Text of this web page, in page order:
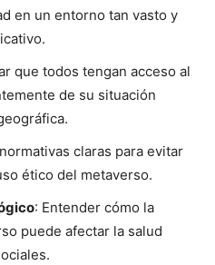
en un entorno tan vasto y
que todos tengan acceso al
de su situación
claras para evitar
ético del metaverso.
: Entender cómo la
puede afectar la salud